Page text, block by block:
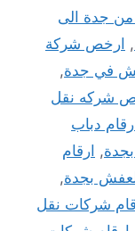
جدة الى
, ارخص شركة
في جدة,
شركه نقل
دباب
, ارقام
بجدة,
شركات نقل